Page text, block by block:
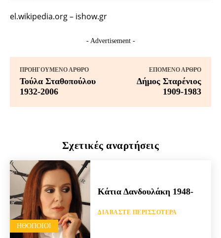
Σχετικές αναρτήσεις
HΘΟΠΟΙΟΊ
Κάτια Δανδουλάκη 1948-
ΔΙΑΒΆΣΤΕ ΠΕΡΙΣΣΌΤΕΡΑ
el.wikipedia.org – ishow.gr
- Advertisement -
ΠΡΟΗΓΟΎΜΕΝΟ ΆΡΘΡΟ
Τούλα Σταθοπούλου
1932-2006
ΕΠΌΜΕΝΟ ΆΡΘΡΟ
Δήμος Σταρένιος
1909-1983